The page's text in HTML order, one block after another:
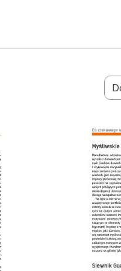
Mediakits (PDF)
Ogłoszenia drobne